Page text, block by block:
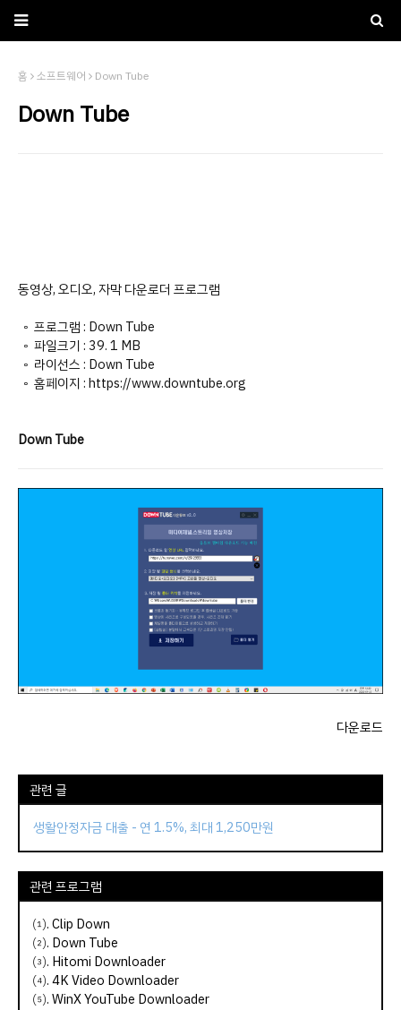
홈 소프트웨어 Down Tube
Down Tube
동영상, 오디오, 자막 다운로더 프로그램
◦ 프로그램 : Down Tube
◦ 파일크기 : 39. 1 MB
◦ 라이선스 : Down Tube
◦ 홈페이지 : https://www.downtube.org
Down Tube
다운로드
관련 글
생활안정자금 대출 - 연 1.5%, 최대 1,250만원
관련 프로그램
⑴.Clip Down
⑵. Down Tube
⑶. Hitomi Downloader
⑷.4K Video Downloader
⑸.WinX YouTube Downloader